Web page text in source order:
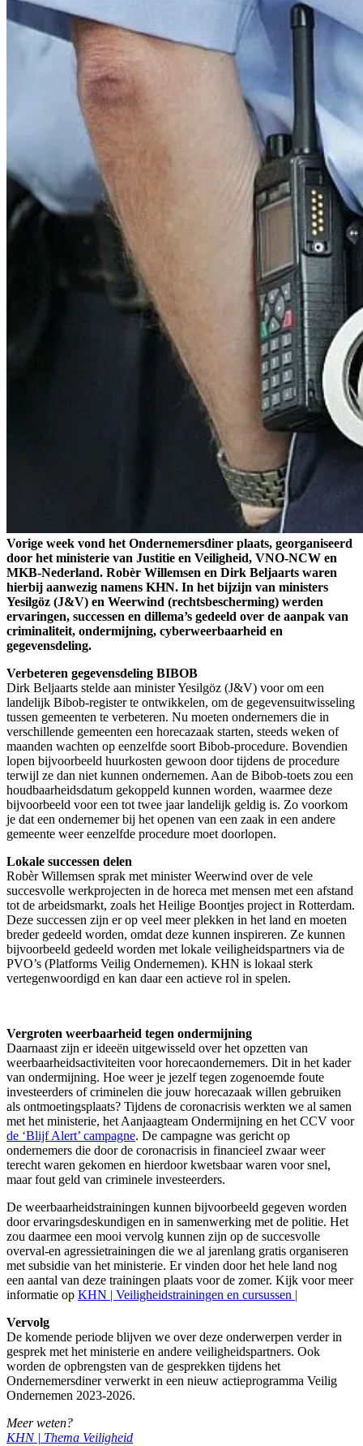
Vorige week vond het Ondernemersdiner plaats, georganiseerd
door het ministerie van Justitie en Veiligheid, VNO-NCW en
MKB-Nederland. Robèr Willemsen en Dirk Beljaarts waren
hierbij aanwezig namens KHN. In het bijzijn van ministers
Yesilgöz (J&V) en Weerwind (rechtsbescherming) werden
ervaringen, successen en dillema’s gedeeld over de aanpak van
criminaliteit, ondermijning, cyberweerbaarheid en
gegevensdeling.
Verbeteren gegevensdeling BIBOB
Dirk Beljaarts stelde aan minister Yesilgöz (J&V) voor om een
landelijk Bibob-register te ontwikkelen, om de gegevensuitwisseling
tussen gemeenten te verbeteren. Nu moeten ondernemers die in
verschillende gemeenten een horecazaak starten, steeds weken of
maanden wachten op eenzelfde soort Bibob-procedure. Bovendien
lopen bijvoorbeeld huurkosten gewoon door tijdens de procedure
terwijl ze dan niet kunnen ondernemen. Aan de Bibob-toets zou een
houdbaarheidsdatum gekoppeld kunnen worden, waarmee deze
bijvoorbeeld voor een tot twee jaar landelijk geldig is. Zo voorkom
je dat een ondernemer bij het openen van een zaak in een andere
gemeente weer eenzelfde procedure moet doorlopen.
Lokale successen delen
Robèr Willemsen sprak met minister Weerwind over de vele
succesvolle werkprojecten in de horeca met mensen met een afstand
tot de arbeidsmarkt, zoals het Heilige Boontjes project in Rotterdam.
Deze successen zijn er op veel meer plekken in het land en moeten
breder gedeeld worden, omdat deze kunnen inspireren. Ze kunnen
bijvoorbeeld gedeeld worden met lokale veiligheidspartners via de
PVO’s (Platforms Veilig Ondernemen). KHN is lokaal sterk
vertegenwoordigd en kan daar een actieve rol in spelen.
Vergroten weerbaarheid tegen ondermijning
Daarnaast zijn er ideeën uitgewisseld over het opzetten van
weerbaarheidsactiviteiten voor horecaondernemers. Dit in het kader
van ondermijning. Hoe weer je jezelf tegen zogenoemde foute
investeerders of criminelen die jouw horecazaak willen gebruiken
als ontmoetingsplaats? Tijdens de coronacrisis werkten we al samen
met het ministerie, het Aanjaagteam Ondermijning en het CCV voor
de ‘Blijf Alert’ campagne. De campagne was gericht op
ondernemers die door de coronacrisis in financieel zwaar weer
terecht waren gekomen en hierdoor kwetsbaar waren voor snel,
maar fout geld van criminele investeerders.
De weerbaarheidstrainingen kunnen bijvoorbeeld gegeven worden
door ervaringsdeskundigen en in samenwerking met de politie. Het
zou daarmee een mooi vervolg kunnen zijn op de succesvolle
overval-en agressietrainingen die we al jarenlang gratis organiseren
met subsidie van het ministerie. Er vinden door het hele land nog
een aantal van deze trainingen plaats voor de zomer. Kijk voor meer
informatie op KHN | Veiligheidstrainingen en cursussen |
Vervolg
De komende periode blijven we over deze onderwerpen verder in
gesprek met het ministerie en andere veiligheidspartners. Ook
worden de opbrengsten van de gesprekken tijdens het
Ondernemersdiner verwerkt in een nieuw actieprogramma Veilig
Ondernemen 2023-2026.
Meer weten?
KHN | Thema Veiligheid